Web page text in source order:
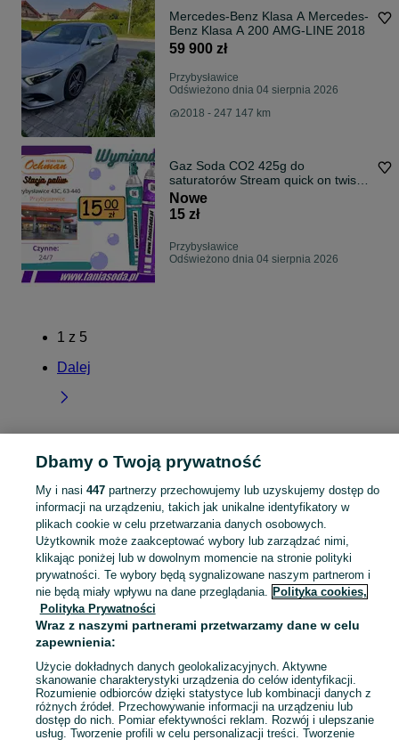
Mercedes-Benz Klasa A Mercedes-
Benz Klasa A 200 AMG-LINE 2018
59 900 zł
Przybysławice
Odświeżono dnia 04 sierpnia 2026
2018 - 247 147 km
Gaz Soda CO2 425g do
saturatorów Stream quick on twist
on connect
Nowe
15 zł
Przybysławice
Odświeżono dnia 04 sierpnia 2026
1 z 5
Dalej
Strona główna Wielkopolskie Przybysławice
KATEGORIA
Zobacz
Mapa kategorii
Mapa miejscowości
Mapa ministron
Popularne wyszukiwania
Dbamy o Twoją prywatność
My i nasi 447partnerzy przechowujemy lub uzyskujemy dostęp do
informacji na urządzeniu, takich jak unikalne identyfikatory w
plikach cookie w celu przetwarzania danych osobowych.
Użytkownik może zaakceptować wybory lub zarządzać nimi,
klikając poniżej lub w dowolnym momencie na stronie polityki
prywatności. Te wybory będą sygnalizowane naszym partnerom i
nie będą miały wpływu na dane przeglądania. Polityka cookies,
Polityka Prywatności
Wraz z naszymi partnerami przetwarzamy dane w celu
zapewnienia:
Użycie dokładnych danych geolokalizacyjnych. Aktywne
skanowanie charakterystyki urządzenia do celów identyfikacji.
Rozumienie odbiorców dzięki statystyce lub kombinacji danych z
różnych źródeł. Przechowywanie informacji na urządzeniu lub
dostęp do nich. Pomiar efektywności reklam. Rozwój i ulepszanie
usług. Tworzenie profili w celu personalizacji treści. Tworzenie